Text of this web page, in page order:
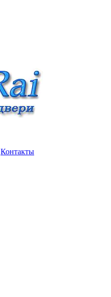
Контакты